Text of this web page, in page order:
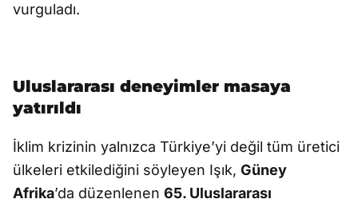
vurguladı.
Uluslararası deneyimler masaya
yatırıldı
İklim krizinin yalnızca Türkiye’yi değil tüm üretici
ülkeleri etkilediğini söyleyen Işık, Güney
Afrika’da düzenlenen 65. Uluslararası